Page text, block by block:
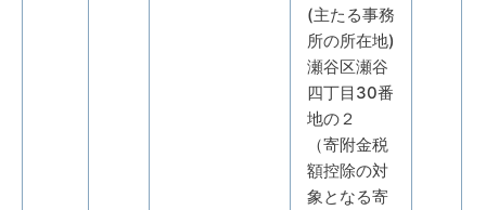
(主たる事務
所の所在地)
瀬谷区瀬谷
四丁目30番
地の２
（寄附金税
額控除の対
象となる寄